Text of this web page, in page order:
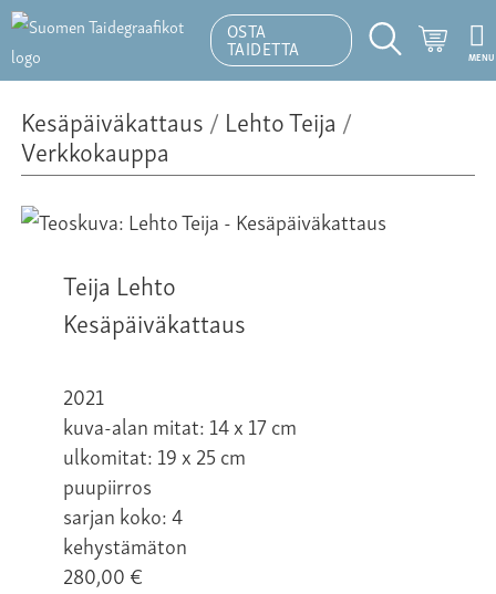
OSTA
TAIDETTA
Hakutoiminto
MENU
Kesäpäiväkattaus/ Lehto Teija /
Verkkokauppa
Teija Lehto
Kesäpäiväkattaus
2021
kuva-alan mitat: 14 x 17 cm
ulkomitat: 19 x 25 cm
puupiirros
sarjan koko: 4
kehystämäton
280,00€